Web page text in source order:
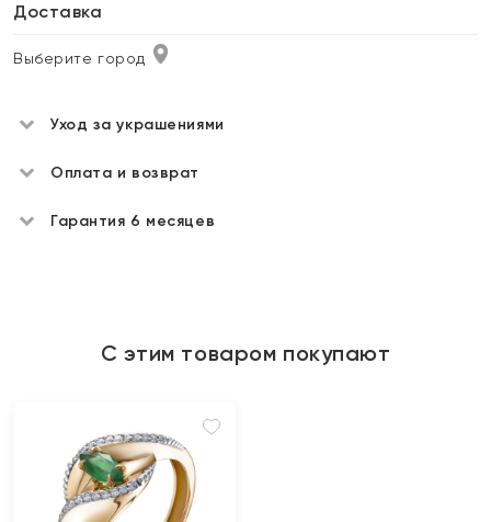
Доставка
Выберите город
Уход за украшениями
Оплата и возврат
Гарантия 6 месяцев
С этим товаром покупают